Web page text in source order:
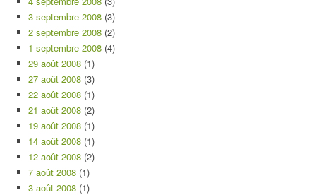
3 septembre 2008 (3)
2 septembre 2008 (2)
1 septembre 2008 (4)
29 août 2008 (1)
27 août 2008 (3)
22 août 2008 (1)
21 août 2008 (2)
19 août 2008 (1)
14 août 2008 (1)
12 août 2008 (2)
7 août 2008 (1)
3 août 2008 (1)